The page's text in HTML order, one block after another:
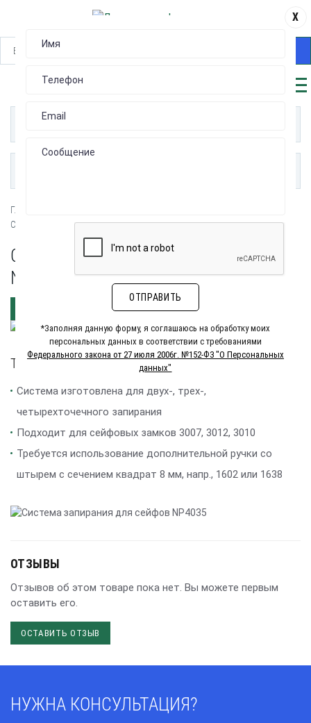
Главная
Система запирания для сейфов NP4035
СИСТЕМА ЗАПИРАНИЯ ДЛЯ СЕЙФОВ
NP4035 ЗАМОК ДЛЯ СЕЙФОВ
Технические характеристики
Система изготовлена для двух-, трех-,
четырехточечного запирания
Подходит для сейфовых замков 3007, 3012, 3010
Требуется использование дополнительной ручки со
штырем c сечением квадрат 8 мм, напр., 1602 или 1638
ОТЗЫВЫ
Отзывов об этом товаре пока нет. Вы можете первым
оставить его.
ОСТАВИТЬ ОТЗЫВ
НУЖНА КОНСУЛЬТАЦИЯ?
X
ОТПРАВИТЬ
*Заполняя данную форму, я соглашаюсь на обработку моих
персональных данных в соответствии с требованиями
Федерального закона от 27 июля 2006г. №152-Ф3 "О Персональных
данных"